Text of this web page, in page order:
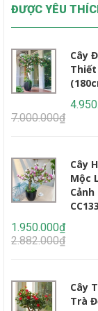
ĐƯỢC YÊU
Cây
Thiết
7.000.000₫
Cây
Mộc
1.950.000₫
2.882.000₫
Cây
Trà